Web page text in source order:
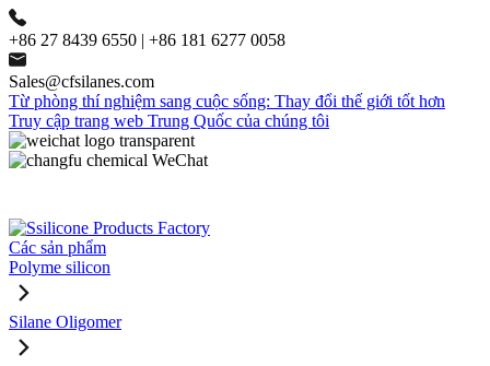
+86 27 8439 6550 | +86 181 6277 0058
Sales@cfsilanes.com
Từ phòng thí nghiệm sang cuộc sống: Thay đổi thế giới tốt hơn
Truy cập trang web Trung Quốc của chúng tôi
Các sản phẩm
Polyme silicon
Silane Oligomer